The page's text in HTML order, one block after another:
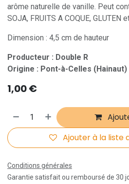
arôme naturelle de vanille. Peut
SOJA, FRUITS A COQUE, GLUTEN
Dimension : 4,5 cm de hauteur
Producteur : Double R
Origine : Pont-à-Celles (Hainaut)
1,00€
Ajouter à la liste
Conditions générales
Garantie satisfait ou remboursé de 30